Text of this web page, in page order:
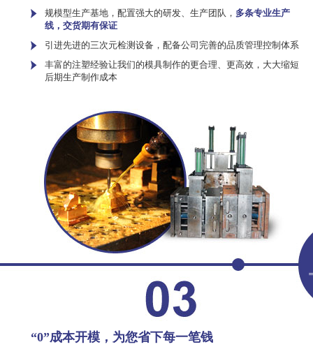
规模型生产基地，配置强大的研发、生产团队， 多条专业生产
线，交货期有保证
引进先进的三次元检测设备，配备公司完善的品质管理控制体系
丰富的注塑经验让我们的模具制作的更合理、更高效，大大缩短
后期生产制作成本
“0”成本开模，为您省下每一笔钱